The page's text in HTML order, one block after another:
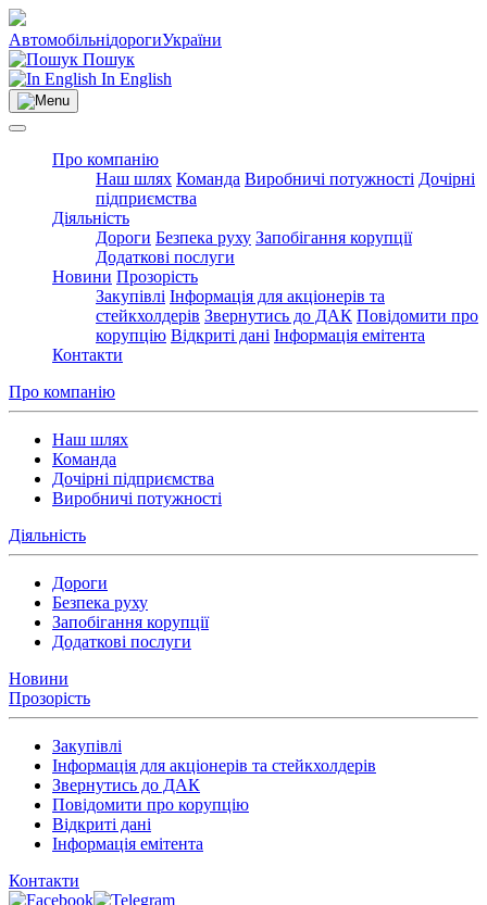
АвтомобільнідорогиУкраїни
Пошук
In English
Про компанію
Наш шлях Команда Виробничі потужності Дочірні
підприємства
Діяльність
Дороги Безпека руху Запобігання корупції
Додаткові послуги
Новини Прозорість
Закупівлі Інформація для акціонерів та
стейкхолдерів Звернутись до ДАК Повідомити про
корупцію Відкриті дані Інформація емітента
Контакти
Про компанію
Наш шлях
Команда
Дочірні підприємства
Виробничі потужності
Діяльність
Дороги
Безпека руху
Запобігання корупції
Додаткові послуги
Новини
Прозорість
Закупівлі
Інформація для акціонерів та стейкхолдерів
Звернутись до ДАК
Повідомити про корупцію
Відкриті дані
Інформація емітента
Контакти